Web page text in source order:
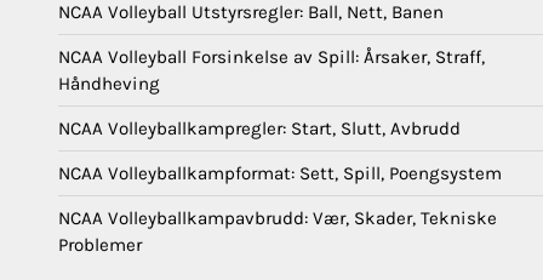
NCAA Volleyball Utstyrsregler: Ball, Nett, Banen
NCAA Volleyball Forsinkelse av Spill: Årsaker, Straff,
Håndheving
NCAA Volleyballkampregler: Start, Slutt, Avbrudd
NCAA Volleyballkampformat: Sett, Spill, Poengsystem
NCAA Volleyballkampavbrudd: Vær, Skader, Tekniske
Problemer